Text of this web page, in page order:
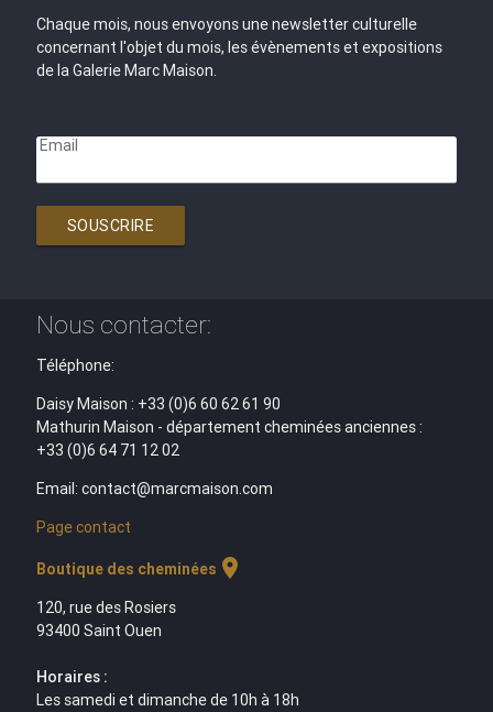
Chaque mois, nous envoyons une newsletter culturelle
concernant l'objet du mois, les évènements et expositions
de la Galerie Marc Maison.
Email
SOUSCRIRE
Nous contacter:
Téléphone:
Daisy Maison : +33 (0)6 60 62 61 90
Mathurin Maison - département cheminées anciennes :
+33 (0)6 64 71 12 02
Email: contact@marcmaison.com
Page contact
Boutique des cheminées location_on
120, rue des Rosiers
93400 Saint Ouen
Horaires :
Les samedi et dimanche de 10h à 18h